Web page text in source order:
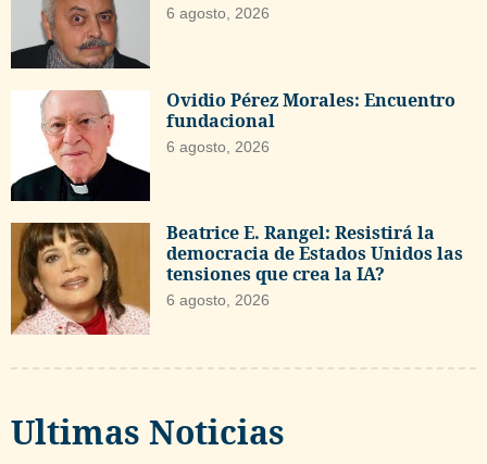
6 agosto, 2026
Ovidio Pérez Morales: Encuentro
fundacional
6 agosto, 2026
Beatrice E. Rangel: Resistirá la
democracia de Estados Unidos las
tensiones que crea la IA?
6 agosto, 2026
Ultimas Noticias